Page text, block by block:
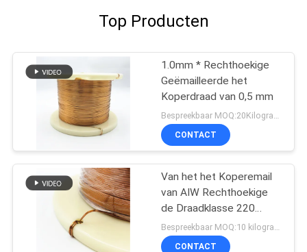
Top Producten
1.0mm * Rechthoekige
Geëmailleerde het
Koperdraad van 0,5 mm
Bespreekbaar MOQ:20Kilogram/Kilograms
CONTACT
Van het het Koperemail
van AIW Rechthoekige
de Draadklasse 220
2.0*1.0mm
CONTACT